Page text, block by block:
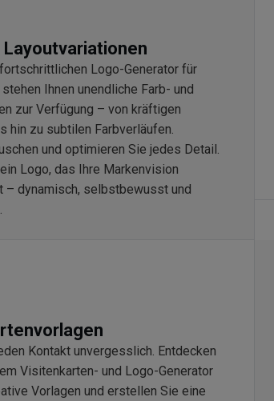
Layoutvariationen
Logo-Generator für
Ihnen unendliche Farb- und
zur Verfügung – von kräftigen
hin zu subtilen Farbverläufen.
und optimieren Sie jedes Detail.
Logo, das Ihre Markenvision
– dynamisch, selbstbewusst und
Kontakt unvergesslich. Entdecken
Visitenkarten- und Logo-Generator
Vorlagen und erstellen Sie eine